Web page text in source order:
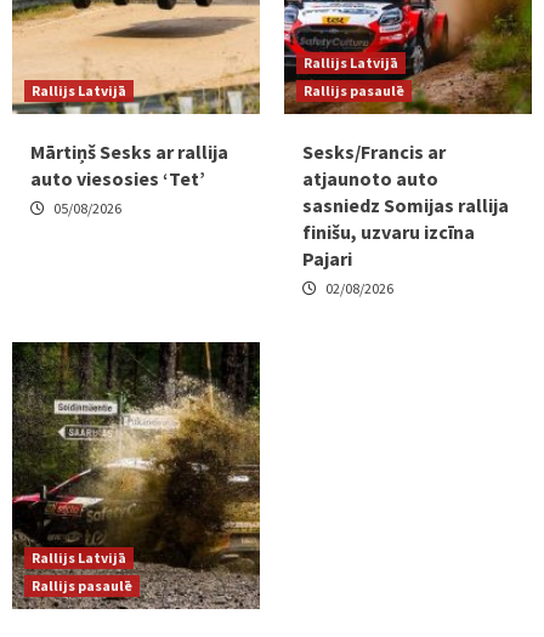
Rallijs Latvijā
Mārtiņš Sesks ar rallija
auto viesosies ‘Tet’
05/08/2026
Rallijs Latvijā
Rallijs pasaulē
Sesks/Francis ar
atjaunoto auto
sasniedz Somijas rallija
finišu, uzvaru izcīna
Pajari
02/08/2026
Rallijs Latvijā
Rallijs pasaulē